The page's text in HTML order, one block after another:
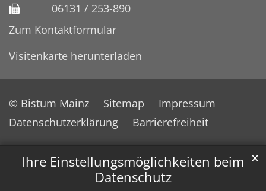
Ihre Einstellungsmöglichkeiten beim
Datenschutz
✕
06131 / 253-890
Zum Kontaktformular
Visitenkarte herunterladen
© Bistum Mainz Sitemap
Impressum
Datenschutzerklärung
Barrierefreiheit